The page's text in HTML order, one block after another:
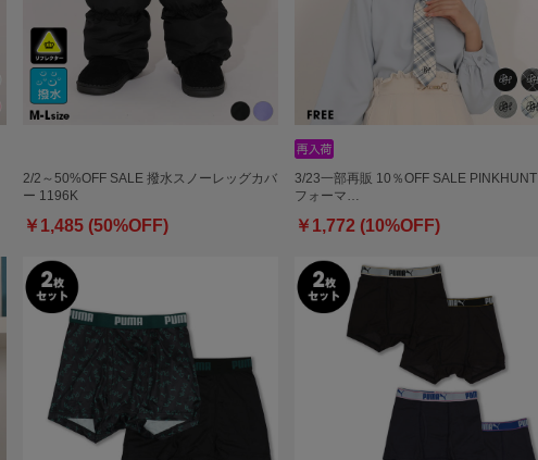
2/2～50%OFF SALE 撥水スノーレッグカバ
ー 1196K
￥1,485 (50%OFF)
3/23一部再販 10％OFF SALE PINKHUNT
フォーマ…
￥1,772 (10%OFF)